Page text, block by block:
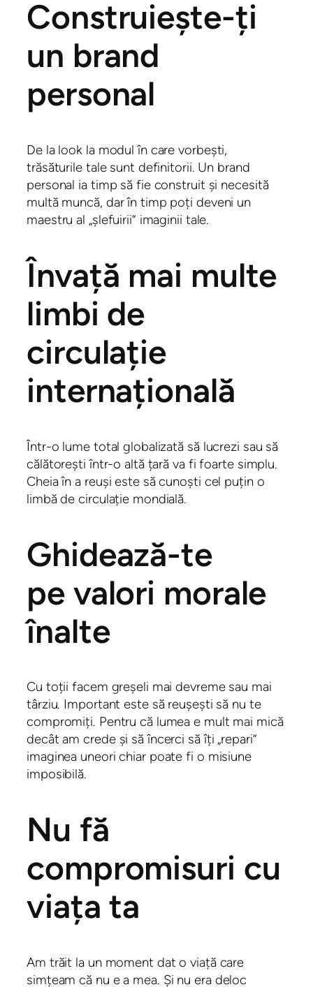
Construiește-ți
un brand
personal
De la look la modul în care vorbești,
trăsăturile tale sunt definitorii. Un brand
personal ia timp să fie construit și necesită
multă muncă, dar în timp poți deveni un
maestru al „șlefuirii” imaginii tale.
Învață mai multe
limbi de
circulație
internațională
Într-o lume total globalizată să lucrezi sau să
călătorești într-o altă țară va fi foarte simplu.
Cheia în a reuși este să cunoști cel puțin o
limbă de circulație mondială.
Ghidează-te
pe valori morale
înalte
Cu toții facem greșeli mai devreme sau mai
târziu. Important este să reușești să nu te
compromiți. Pentru că lumea e mult mai mică
decât am crede și să încerci să îți „repari”
imaginea uneori chiar poate fi o misiune
imposibilă.
Nu fă
compromisuri cu
viața ta
Am trăit la un moment dat o viață care
simțeam că nu e a mea. Și nu era deloc